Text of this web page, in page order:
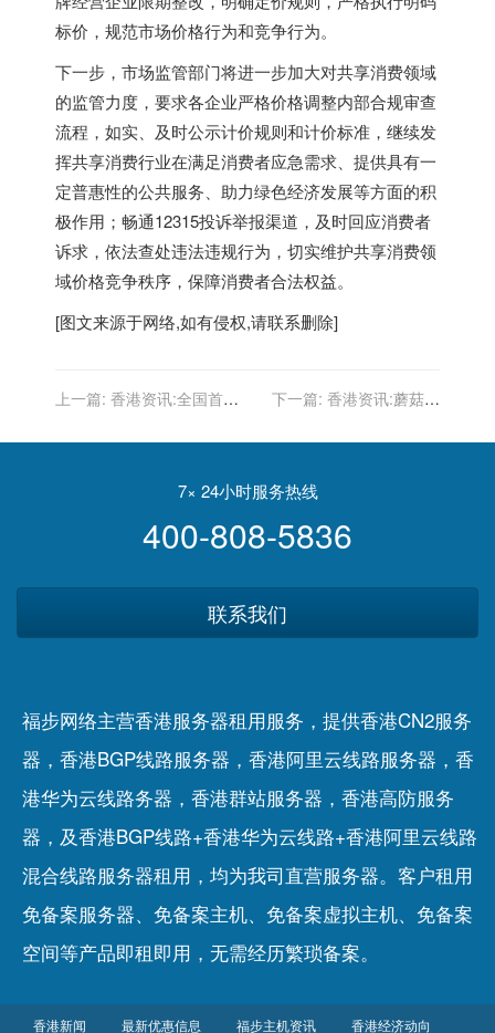
标价，规范市场价格行为和竞争行为。
下一步，市场监管部门将进一步加大对共享消费领域
的监管力度，要求各企业严格价格调整内部合规审查
流程，如实、及时公示计价规则和计价标准，继续发
挥共享消费行业在满足消费者应急需求、提供具有一
定普惠性的公共服务、助力绿色经济发展等方面的积
极作用；畅通12315投诉举报渠道，及时回应消费者
诉求，依法查处违法违规行为，切实维护共享消费领
域价格竞争秩序，保障消费者合法权益。
[图文来源于网络,如有侵权,请联系删除]
上一篇: 香港资讯:全国首
下一篇: 香港资讯:蘑菇街
炉，契合年轻消费者需求的
7× 24小时服务热线
400-808-5836
联系我们
福步网络主营香港服务器租用服务，提供香港CN2服务
器，香港BGP线路服务器，香港阿里云线路服务器，香
港华为云线路务器，香港群站服务器，香港高防服务
器，及香港BGP线路+香港华为云线路+香港阿里云线路
混合线路服务器租用，均为我司直营服务器。客户租用
免备案服务器、 免备案主机、 免备案虚拟主机、 免备案
空间等产品即租即用，无需经历繁琐备案。
香港新闻 最新优惠信息 福步主机资讯 香港经济动向